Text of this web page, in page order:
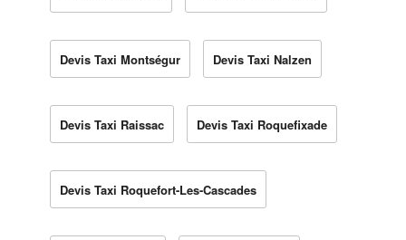
Devis Taxi Montségur Devis Taxi Nalzen
Devis Taxi Raissac Devis Taxi Roquefixade
Devis Taxi Roquefort-Les-Cascades